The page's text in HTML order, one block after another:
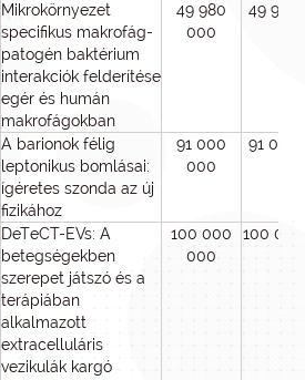
Mikrokörnyezet
specifikus makrofág-
patogén baktérium
interakciók felderítése
egér és humán
makrofágokban
49 980
000
49 980
A barionok félig
leptonikus bomlásai:
ígéretes szonda az új
fizikához
91 000
000
91 000
DeTeCT-EVs: A
betegségekben
szerepet játszó és a
terápiában
alkalmazott
extracelluláris
vezikulák kargó
100 000
000
100